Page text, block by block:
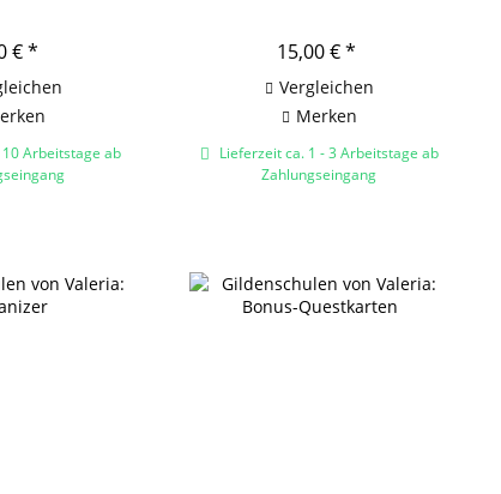
€ *
Arbeitstage ab
15,00 € *
Vergleichen
Merken
Lieferzeit ca. 1 - 3 Arbeitstage ab
Zahlungseingang